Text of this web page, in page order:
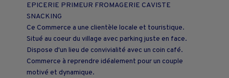
EPICERIE PRIMEUR FROMAGERIE CAVISTE
SNACKING
Ce Commerce a une clientèle locale et touristique.
Situé au coeur du village avec parking juste en face.
Dispose d'un lieu de convivialité avec un coin café.
Commerce à reprendre idéalement pour un couple
motivé et dynamique.